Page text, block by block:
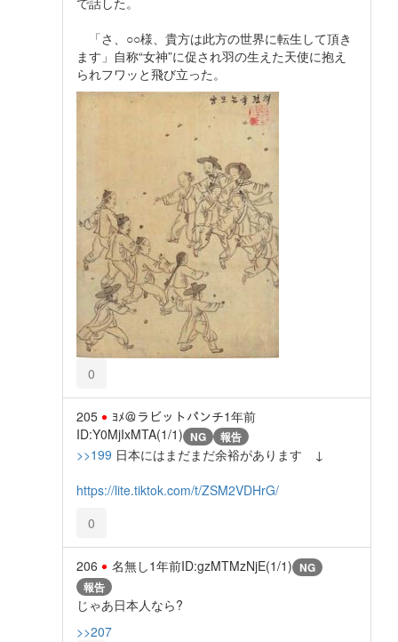
「さ、○○様、貴方は此方の世界に転生して頂き
ます」自称“女神”に促され羽の生えた天使に抱え
られフワッと飛び立った。
0
205 ﾖﾒ＠ラビットパンチ1年前
ID:Y0MjIxMTA(1/1) NG 報告
>>199 日本にはまだまだ余裕があります ↓
https://lite.tiktok.com/t/ZSM2VDHrG/
0
206 名無し1年前ID:gzMTMzNjE(1/1) NG
報告
じゃあ日本人なら?
>>207